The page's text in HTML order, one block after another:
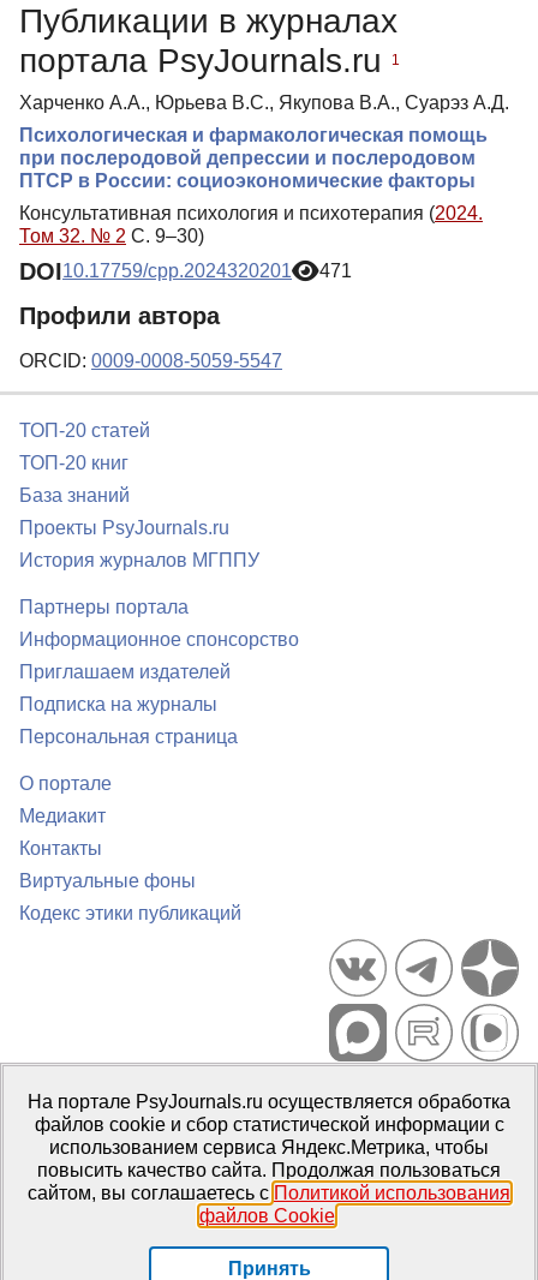
Публикации в журналах
портала PsyJournals.ru
1
Харченко А.А., Юрьева В.С., Якупова В.А., Суарэз А.Д.
Психологическая и фармакологическая помощь
при послеродовой депрессии и послеродовом
ПТСР в России: социоэкономические факторы
Консультативная психология и психотерапия (2024.
Том 32. № 2 С. 9–30)
DOI10.17759/cpp.2024320201 471
Профили автора
ORCID: 0009-0008-5059-5547
ТОП-20 статей
ТОП-20 книг
База знаний
Проекты PsyJournals.ru
История журналов МГППУ
Партнеры портала
Информационное спонсорство
Приглашаем издателей
Подписка на журналы
Персональная страница
О портале
Медиакит
Контакты
Виртуальные фоны
Кодекс этики публикаций
Портал психологических изданий PsyJournals.ru, 2007–2026
Правила использования материалов
Свидетельство регистрации СМИЭл № ФС77-66447 от 14 июля
2016 г.
Издатель: ФГБОУ ВО МГППУ
На портале PsyJournals.ru осуществляется обработка
файлов cookie и сбор статистической информации с
использованием сервиса Яндекс.Метрика, чтобы
повысить качество сайта. Продолжая пользоваться
сайтом, вы соглашаетесь с Политикой использования
файлов Cookie.
Принять